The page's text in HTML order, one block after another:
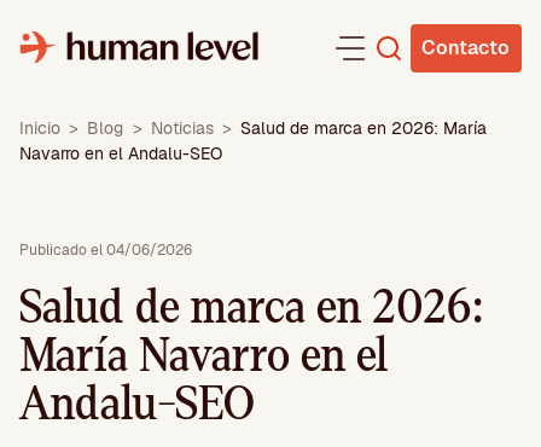
contenido
Contacto
Inicio > Blog > Noticias > Salud de marca en 2026: María
Navarro en el Andalu-SEO
Publicado el 04/06/2026
Salud de marca en 2026:
María Navarro en el
Andalu-SEO